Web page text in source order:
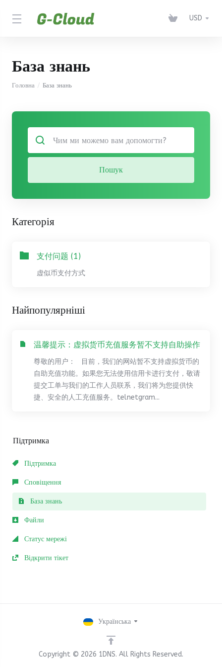
USD
База знань
Головна База знань
Підтримка
Підтримка
Сповіщення
База знань
Файли
Статус мережі
Відкрити тікет
Пошук
Категорія
支付问题 (1)
虚似币支付方式
Найпопулярніші
温馨提示：虚拟货币充值服务暂不支持自助操作
尊敬的用户： 目前，我们的网站暂不支持虚拟货币的
自助充值功能。如果您无法使用信用卡进行支付，敬请
提交工单与我们的工作人员联系，我们将为您提供快
捷、安全的人工充值服务。telnetgram...
Copyright © 2026 1DNS. All Rights Reserved.
Українська